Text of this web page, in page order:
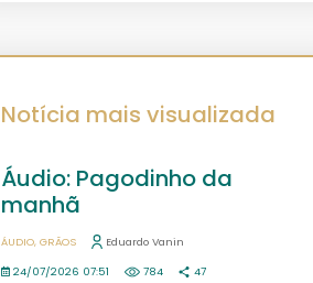
Notícia mais visualizada
Áudio: Pagodinho da
manhã
ÁUDIO GRÃOS Eduardo Vanin
24/07/2026 07:51 784 47